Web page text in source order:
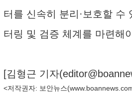
터를 신속히 분리·보호할 수
터링 및 검증 체계를 마련해
[김형근 기자(
<저작권자: 보안뉴스(